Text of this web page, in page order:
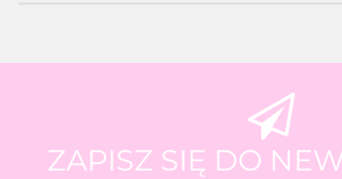
ZAPISZ SIĘ DO